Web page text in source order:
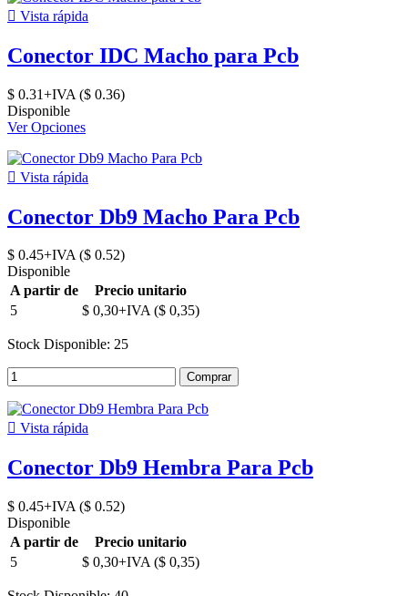
 Vista rápida
Conector IDC Macho para Pcb
$ 0.31+IVA ($ 0.36)
Disponible
Ver Opciones
 Vista rápida
Conector Db9 Macho Para Pcb
$ 0.45+IVA ($ 0.52)
Disponible
A partir de
Precio unitario
5
$ 0,30+IVA ($ 0,35)
Stock Disponible: 25
Comprar
 Vista rápida
Conector Db9 Hembra Para Pcb
$ 0.45+IVA ($ 0.52)
Disponible
A partir de
Precio unitario
5
$ 0,30+IVA ($ 0,35)